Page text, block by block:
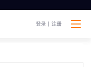
登录 注册